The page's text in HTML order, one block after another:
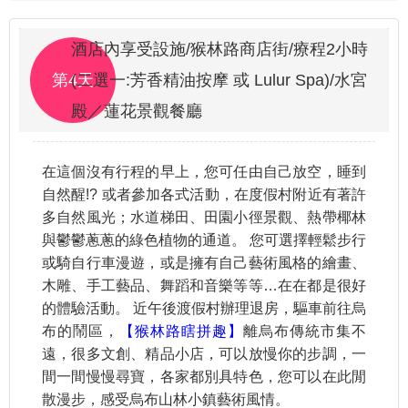
第4天
酒店內享受設施/猴林路商店街/療程2小時
(二選一:芳香精油按摩 或 Lulur Spa)/水宮
殿／蓮花景觀餐廳
在這個沒有行程的早上，您可任由自己放空，睡到
自然醒!? 或者參加各式活動，在度假村附近有著許
多自然風光；水道梯田、田園小徑景觀、熱帶椰林
與鬱鬱蔥蔥的綠色植物的通道。 您可選擇輕鬆步行
或騎自行車漫遊，或是擁有自己藝術風格的繪畫、
木雕、手工藝品、舞蹈和音樂等等…在在都是很好
的體驗活動。 近午後渡假村辦理退房，驅車前往烏
布的鬧區，
【猴林路瞎拼趣】 離烏布傳統市集不
遠，很多文創、精品小店，可以放慢你的步調，一
間一間慢慢尋寶，各家都別具特色，您可以在此閒
散漫步，感受烏布山林小鎮藝術風情。